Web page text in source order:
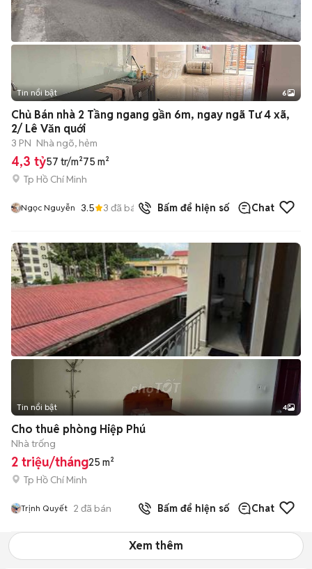
+2
Tin nổi bật 6
Chủ Bán nhà 2 Tầng ngang gần 6m, ngay ngã Tư 4 xã,
2/ Lê Văn quới
3 PN Nhà ngõ, hẻm
4,3 tỷ57 tr/m²75 m²
Tp Hồ Chí Minh
Ngọc Nguyễn 3.5 3 đã bán Bấm để hiện số Chat
Tin nổi bật 4
Cho thuê phòng Hiệp Phú
Nhà trống
2 triệu/tháng25 m²
Tp Hồ Chí Minh
Trịnh Quyết 2 đã bán Bấm để hiện số Chat
Xem thêm